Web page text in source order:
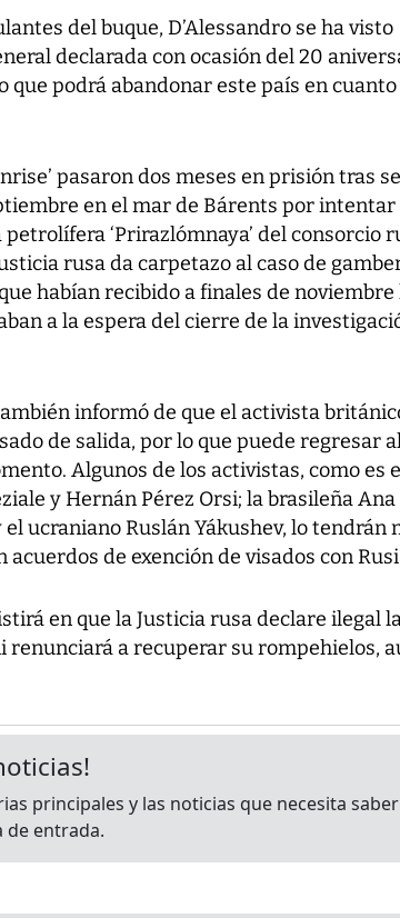
del buque, D’Alessandro se ha visto
declarada con ocasión del 20
que podrá abandonar este país en
pasaron dos meses en prisión tras
en el mar de Bárents por intentar
‘Prirazlómnaya’ del consorcio
rusa da carpetazo al caso de
habían recibido a finales de noviembre
a la espera del cierre de la
informó de que el activista
de salida, por lo que puede regresar
Algunos de los activistas, como es
y Hernán Pérez Orsi; la brasileña Ana
ucraniano Ruslán Yákushev, lo tendrán
de exención de visados con
en que la Justicia rusa declare ilegal
renunciará a recuperar su rompehielos,